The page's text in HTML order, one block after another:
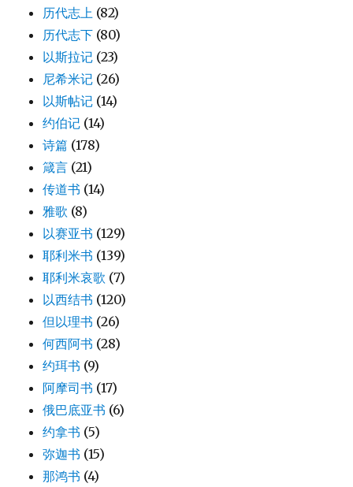
历代志上 (82)
历代志下 (80)
以斯拉记 (23)
尼希米记 (26)
以斯帖记 (14)
约伯记 (14)
诗篇 (178)
箴言 (21)
传道书 (14)
雅歌 (8)
以赛亚书 (129)
耶利米书 (139)
耶利米哀歌 (7)
以西结书 (120)
但以理书 (26)
何西阿书 (28)
约珥书 (9)
阿摩司书 (17)
俄巴底亚书 (6)
约拿书 (5)
弥迦书 (15)
那鸿书 (4)